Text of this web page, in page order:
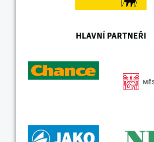
HLAVNÍ PARTNEŘI